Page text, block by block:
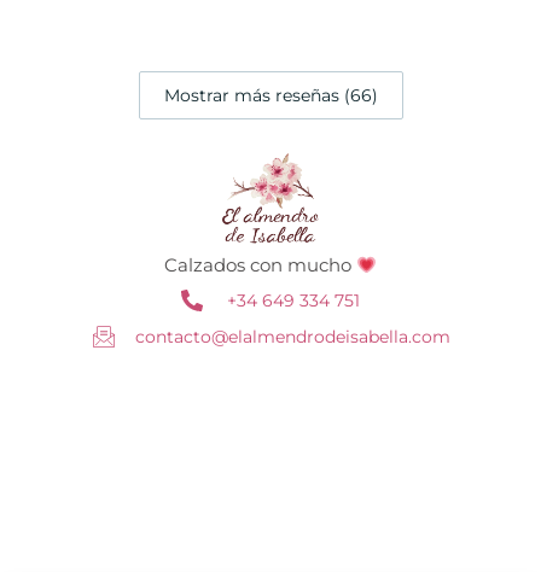
Mostrar más reseñas (66)
Calzados con mucho
+34 649 334 751
contacto@elalmendrodeisabella.com